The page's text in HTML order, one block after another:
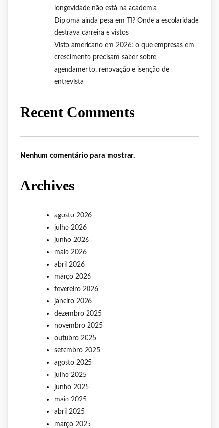
longevidade não está na academia
Diploma ainda pesa em TI? Onde a escolaridade
destrava carreira e vistos
Visto americano em 2026: o que empresas em
crescimento precisam saber sobre
agendamento, renovação e isenção de
entrevista
Recent Comments
Nenhum comentário para mostrar.
Archives
agosto 2026
julho 2026
junho 2026
maio 2026
abril 2026
março 2026
fevereiro 2026
janeiro 2026
dezembro 2025
novembro 2025
outubro 2025
setembro 2025
agosto 2025
julho 2025
junho 2025
maio 2025
abril 2025
março 2025